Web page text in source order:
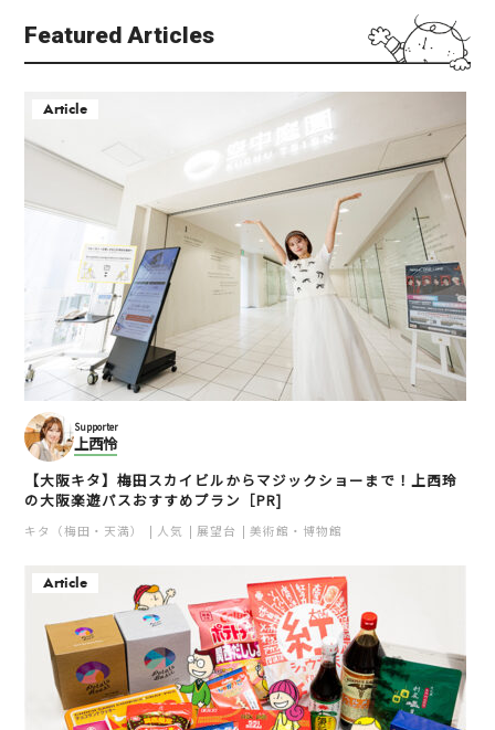
Featured Articles
Article
Supporter
上西怜
【大阪キタ】梅田スカイビルからマジックショーまで！上西玲
の大阪楽遊パスおすすめプラン［PR]
キタ（梅田・天満） 人気 展望台 美術館・博物館
Article